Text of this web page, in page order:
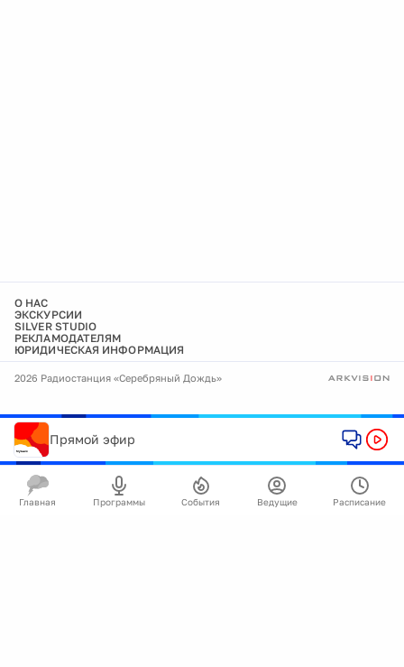
О НАС
ЭКСКУРСИИ
SILVER STUDIO
РЕКЛАМОДАТЕЛЯМ
ЮРИДИЧЕСКАЯ ИНФОРМАЦИЯ
2026 Радиостанция «Серебряный Дождь»
Прямой эфир
Главная Программы События Ведущие Расписание